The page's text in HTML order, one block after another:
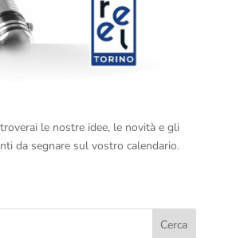
le nostre idee, le novità e gli
da segnare sul vostro calendario.